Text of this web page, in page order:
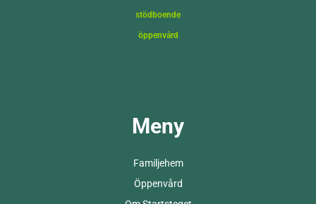
stödboende
öppenvård
Meny
Familjehem
Öppenvård